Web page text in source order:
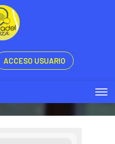
ACCESO USUARIO